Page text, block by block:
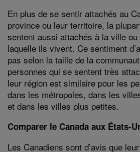
En plus de se sentir attachés au
province ou leur territoire, la
sentent aussi attachés à la ville
laquelle ils vivent. Ce sentiment
pas selon la taille de la
personnes qui se sentent très
leur région est similaire pour les
dans les métropoles, dans les
et dans les villes plus petites.
Comparer le Canada aux États-
Les Canadiens sont d’avis que